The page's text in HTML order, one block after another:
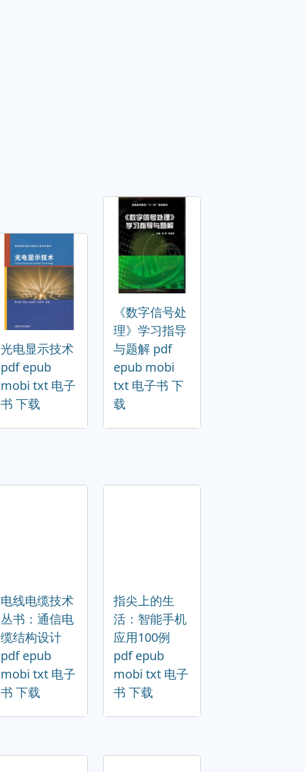
光电显示技术
pdf epub
mobi txt 电子
书 下载
《数字信号处
理》学习指导
与题解 pdf
epub mobi
txt 电子书 下
载
电线电缆技术
丛书：通信电
缆结构设计
pdf epub
mobi txt 电子
书 下载
指尖上的生
活：智能手机
应用100例
pdf epub
mobi txt 电子
书 下载